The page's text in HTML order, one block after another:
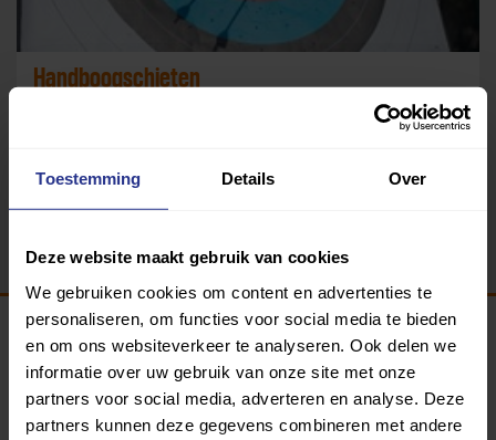
Toestemming Details Over
Deze website maakt gebruik van cookies
We gebruiken cookies om content en advertenties te
personaliseren, om functies voor social media te bieden
en om ons websiteverkeer te analyseren. Ook delen we
informatie over uw gebruik van onze site met onze
partners voor social media, adverteren en analyse. Deze
partners kunnen deze gegevens combineren met andere
Handboogschieten
Programma van: